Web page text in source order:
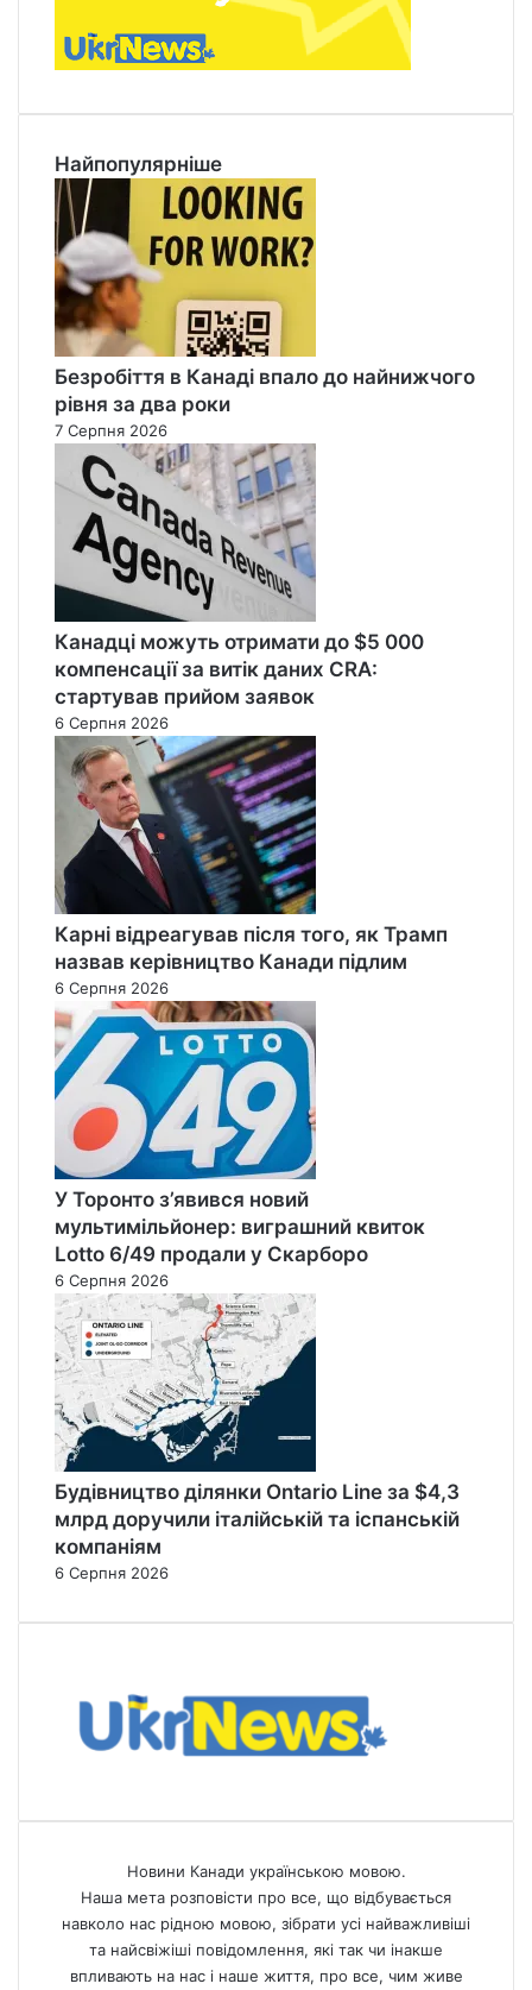
Найпопулярніше
Безробіття в Канаді впало до найнижчого
рівня за два роки
7 Серпня 2026
Канадці можуть отримати до $5 000
компенсації за витік даних CRA:
стартував прийом заявок
6 Серпня 2026
Карні відреагував після того, як Трамп
назвав керівництво Канади підлим
6 Серпня 2026
У Торонто з’явився новий
мультимільйонер: виграшний квиток
Lotto 6/49 продали у Скарборо
6 Серпня 2026
Будівництво ділянки Ontario Line за $4,3
млрд доручили італійській та іспанській
компаніям
6 Серпня 2026
Новини Канади українською мовою.
Наша мета розповісти про все, що відбувається
навколо нас рідною мовою, зібрати усі найважливіші
та найсвіжіші повідомлення, які так чи інакше
впливають на нас і наше життя, про все, чим живе